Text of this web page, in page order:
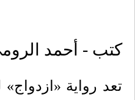
كتب - أحمد
تعد رواية